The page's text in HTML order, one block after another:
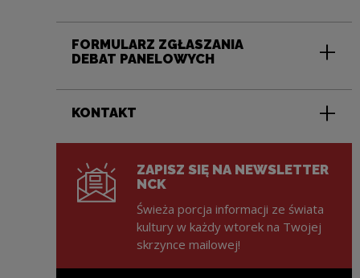
FORMULARZ ZGŁASZANIA
DEBAT PANELOWYCH
KONTAKT
ZAPISZ SIĘ NA NEWSLETTER
NCK
Świeża porcja informacji ze świata
kultury w każdy wtorek na Twojej
skrzynce mailowej!